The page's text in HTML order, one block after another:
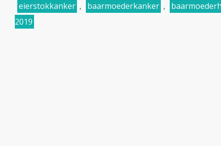
eierstokkanker , baarmoederkanker ,
2019